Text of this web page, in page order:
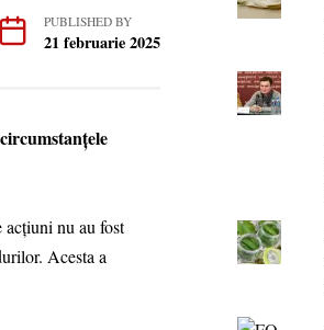
PUBLISHED BY
21 februarie 2025
acțiuni nu au fost
Acesta a